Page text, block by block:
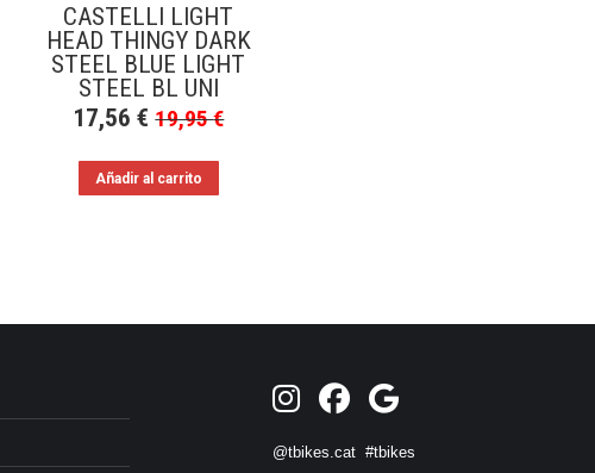
CASTELLI LIGHT
HEAD THINGY DARK
STEEL BLUE LIGHT
STEEL BL UNI
17,56€ 19,95€
Añadir al carrito
@tbikes.cat #tbikes